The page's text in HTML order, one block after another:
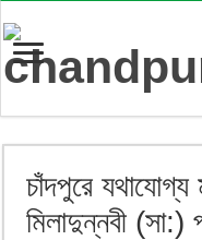
চাঁদপুরে যথাযোগ্য
মিলাদুন্নবী (সা:)